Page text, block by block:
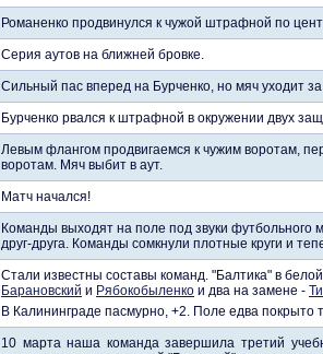
Романенко продвинулся к чужой штрафной по
Серия аутов на ближней бровке.
Сильный пас вперед на Бурченко, но мяч уходит
Бурченко рвался к штрафной в окружении двух
Левым флангом продвигаемся к чужим воротам,
воротам. Мяч выбит в аут.
Матч начался!
Команды выходят на поле под звуки
друг-друга. Команды сомкнули плотные круги и
Стали известны составы команд. "Балтика" в
Барановский и Рябокобыленко и два на замене -
В Калининграде пасмурно, +2. Поле едва покрыто
10 марта наша команда завершила третий